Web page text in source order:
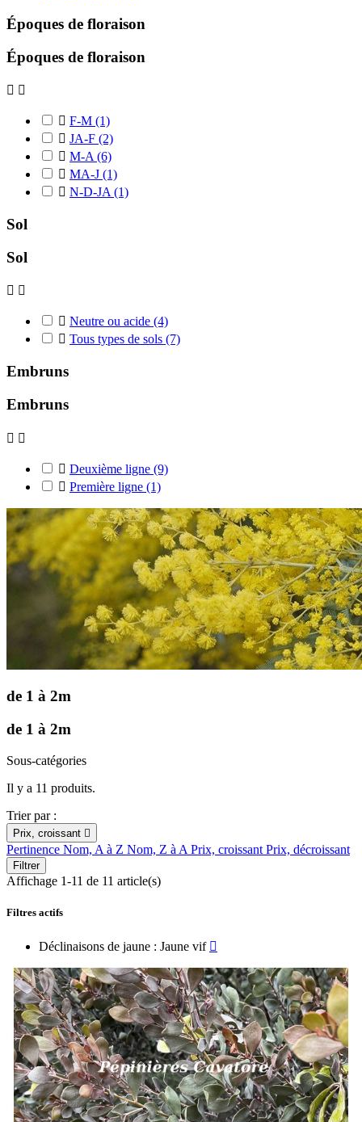
Époques de floraison
Époques de floraison
 
 F-M (1)
 JA-F (2)
 M-A (6)
 MA-J (1)
 N-D-JA (1)
Sol
Sol
 
 Neutre ou acide (4)
 Tous types de sols (7)
Embruns
Embruns
 
 Deuxième ligne (9)
 Première ligne (1)
de 1 à 2m
de 1 à 2m
Sous-catégories
Il y a 11 produits.
Trier par :
Prix, croissant 
Pertinence Nom, A à Z Nom, Z à A Prix, croissant Prix, décroissant
Filtrer
Affichage 1-11 de 11 article(s)
Filtres actifs
Déclinaisons de jaune : Jaune vif 